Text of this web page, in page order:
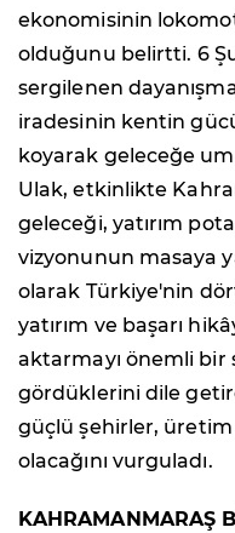
ekonomisinin
olduğunu belirtti. 6
sergilenen
iradesinin kentin
koyarak geleceğe
Ulak, etkinlikte
geleceği, yatırım
vizyonunun masaya
olarak Türkiye'nin
yatırım ve başarı
aktarmayı önemli
gördüklerini dile
güçlü şehirler,
olacağını vurguladı.
KAHRAMANMARAŞ